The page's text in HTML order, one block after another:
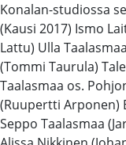
Konalan-studiossa
(Kausi 2017) Ismo
Lattu) Ulla
(Tommi Taurula)
Taalasmaa os.
(Ruupertti Arponen)
Seppo Taalasmaa